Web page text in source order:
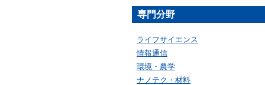
専門分野
ライフサイエンス
情報通信
環境・農学
ナノテク・材料